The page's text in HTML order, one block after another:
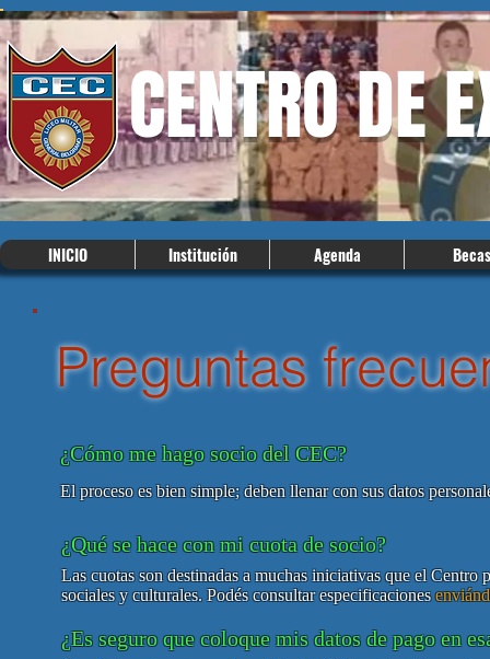
CENTRO DE
INICIO Institución Agenda Becas
Preguntas
¿Cómo me hago socio del CEC?
El proceso es bien simple; deben llenar con sus datos
¿Qué se hace con mi cuota de socio?
Las cuotas son destinadas a muchas iniciativas que el Centro
sociales y culturales. Podés consultar especificaciones
¿Es seguro que coloque mis datos de pago en